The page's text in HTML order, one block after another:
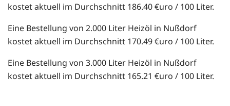
kostet aktuell im Durchschnitt 186.40 €uro / 100 Liter.
Eine Bestellung von 2.000 Liter Heizöl in Nußdorf
kostet aktuell im Durchschnitt 170.49 €uro / 100 Liter.
Eine Bestellung von 3.000 Liter Heizöl in Nußdorf
kostet aktuell im Durchschnitt 165.21 €uro / 100 Liter.